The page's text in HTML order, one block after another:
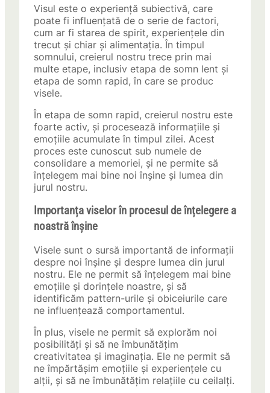
Visul este o experiență subiectivă, care
poate fi influențată de o serie de factori,
cum ar fi starea de spirit, experiențele din
trecut și chiar și alimentația. În timpul
somnului, creierul nostru trece prin mai
multe etape, inclusiv etapa de somn lent și
etapa de somn rapid, în care se produc
visele.
În etapa de somn rapid, creierul nostru este
foarte activ, și procesează informațiile și
emoțiile acumulate în timpul zilei. Acest
proces este cunoscut sub numele de
consolidare a memoriei, și ne permite să
înțelegem mai bine noi înșine și lumea din
jurul nostru.
Importanța viselor în procesul de înțelegere a
noastră înșine
Visele sunt o sursă importantă de informații
despre noi înșine și despre lumea din jurul
nostru. Ele ne permit să înțelegem mai bine
emoțiile și dorințele noastre, și să
identificăm pattern-urile și obiceiurile care
ne influențează comportamentul.
În plus, visele ne permit să explorăm noi
posibilități și să ne îmbunătățim
creativitatea și imaginația. Ele ne permit să
ne împărtășim emoțiile și experiențele cu
alții, și să ne îmbunătățim relațiile cu ceilalți.